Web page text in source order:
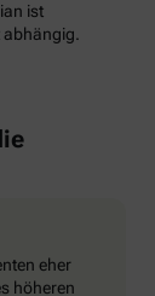
ist
eher
höheren